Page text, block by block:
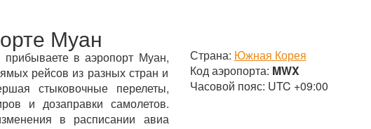
Муан
в аэропорт Муан,
рейсов из разных стран и
стыковочные перелеты,
и дозаправки самолетов.
в расписании авиа
Страна: Южная Корея
Код аэропорта: MWX
Часовой пояс: UTC +09:00